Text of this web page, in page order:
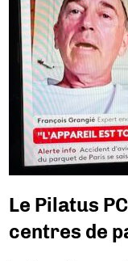
Le Pilatus
centres de